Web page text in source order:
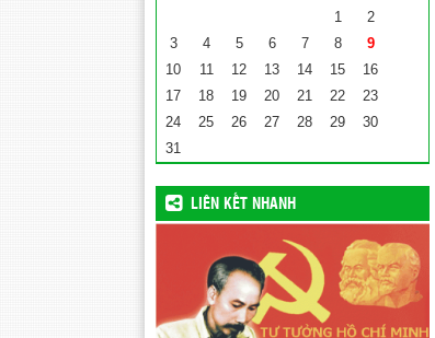
1
2
3
4 5 6 7 8
9
10
11 12 13 14 15
16
17
18 19 20 21 22
23
24
25 26 27 28 29
30
31
LIÊN KẾT NHANH